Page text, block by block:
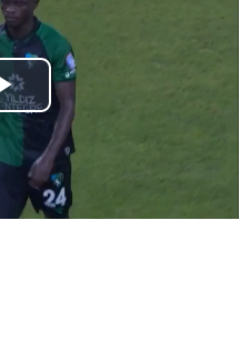
Play
Video